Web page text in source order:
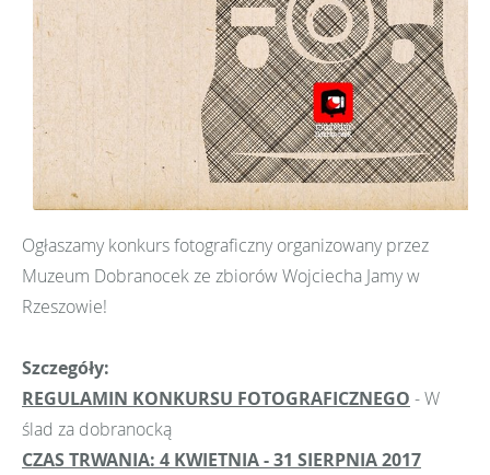
Ogłaszamy konkurs fotograficzny organizowany przez
Muzeum Dobranocek ze zbiorów Wojciecha Jamy w
Rzeszowie!
Szczegóły:
REGULAMIN KONKURSU FOTOGRAFICZNEGO - W
ślad za dobranocką
CZAS TRWANIA: 4 KWIETNIA - 31 SIERPNIA 2017